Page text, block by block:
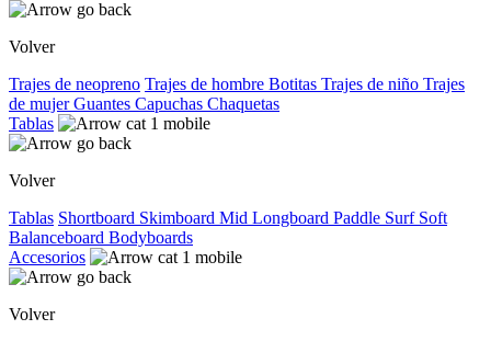
Volver
Trajes de neopreno Trajes de hombre Botitas Trajes de niño Trajes
de mujerGuantes Capuchas Chaquetas
Tablas
Volver
Tablas Shortboard Skimboard Mid Longboard Paddle Surf Soft
Balanceboard Bodyboards
Accesorios
Volver